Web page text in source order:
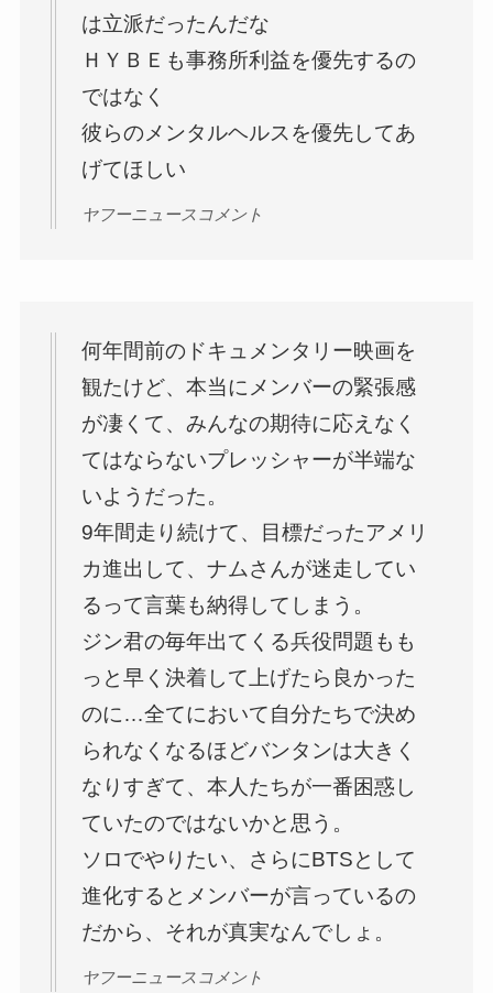
は立派だったんだな
ＨＹＢＥも事務所利益を優先するの
ではなく
彼らのメンタルヘルスを優先してあ
げてほしい
ヤフーニュースコメント
何年間前のドキュメンタリー映画を
観たけど、本当にメンバーの緊張感
が凄くて、みんなの期待に応えなく
てはならないプレッシャーが半端な
いようだった。
9年間走り続けて、目標だったアメリ
カ進出して、ナムさんが迷走してい
るって言葉も納得してしまう。
ジン君の毎年出てくる兵役問題もも
っと早く決着して上げたら良かった
のに…全てにおいて自分たちで決め
られなくなるほどバンタンは大きく
なりすぎて、本人たちが一番困惑し
ていたのではないかと思う。
ソロでやりたい、さらにBTSとして
進化するとメンバーが言っているの
だから、それが真実なんでしょ。
ヤフーニュースコメント